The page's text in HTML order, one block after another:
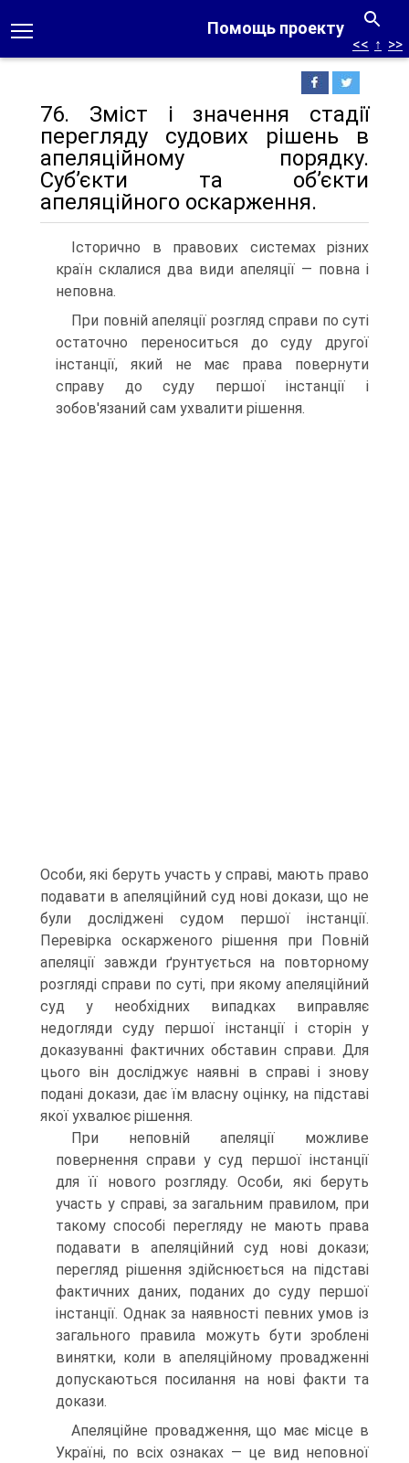
Помощь проекту
<< ↑ >>
76. Зміст і значення стадії
перегляду судових рішень в
апеляційному порядку.
Суб’єкти та об’єкти
апеляційного оскарження.
Історично в правових системах різних
країн склалися два види апеляції — повна і
неповна.
При повній апеляції розгляд справи по суті
остаточно переноситься до суду другої
інстанції, який не має права повернути
справу до суду першої інстанції і
зобов'язаний сам ухвалити рішення.
Особи, які беруть участь у справі, мають право
подавати в апеляційний суд нові докази, що не
були досліджені судом першої інстанції.
Перевірка оскарженого рішення при Повній
апеляції завжди ґрунтується на повторному
розгляді справи по суті, при якому апеляційний
суд у необхідних випадках виправляє
недогляди суду першої інстанції і сторін у
доказуванні фактичних обставин справи. Для
цього він досліджує наявні в справі і знову
подані докази, дає їм власну оцінку, на підставі
якої ухвалює рішення.
При неповній апеляції можливе
повернення справи у суд першої інстанції
для її нового розгляду. Особи, які беруть
участь у справі, за загальним правилом, при
такому способі перегляду не мають права
подавати в апеляційний суд нові докази;
перегляд рішення здійснюється на підставі
фактичних даних, поданих до суду першої
інстанції. Однак за наявності певних умов із
загального правила можуть бути зроблені
винятки, коли в апеляційному провадженні
допускаються посилання на нові факти та
докази.
Апеляційне провадження, що має місце в
Україні, по всіх ознаках — це вид неповної